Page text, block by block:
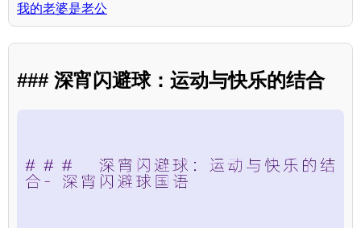
我的老婆是老公
### 深宵闪避球：运动与快乐的结合